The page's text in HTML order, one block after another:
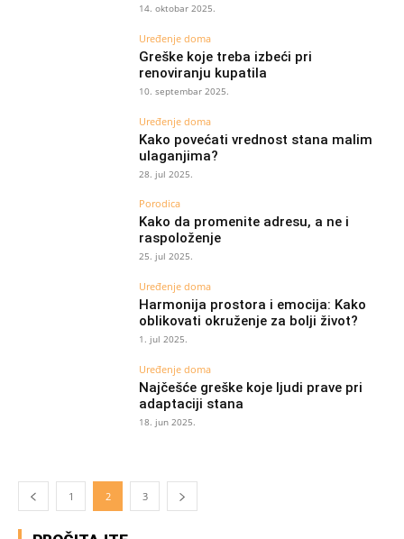
14. oktobar 2025.
Uređenje doma
Greške koje treba izbeći pri
renoviranju kupatila
10. septembar 2025.
Uređenje doma
Kako povećati vrednost stana malim
ulaganjima?
28. jul 2025.
Porodica
Kako da promenite adresu, a ne i
raspoloženje
25. jul 2025.
Uređenje doma
Harmonija prostora i emocija: Kako
oblikovati okruženje za bolji život?
1. jul 2025.
Uređenje doma
Najčešće greške koje ljudi prave pri
adaptaciji stana
18. jun 2025.
1 2 3